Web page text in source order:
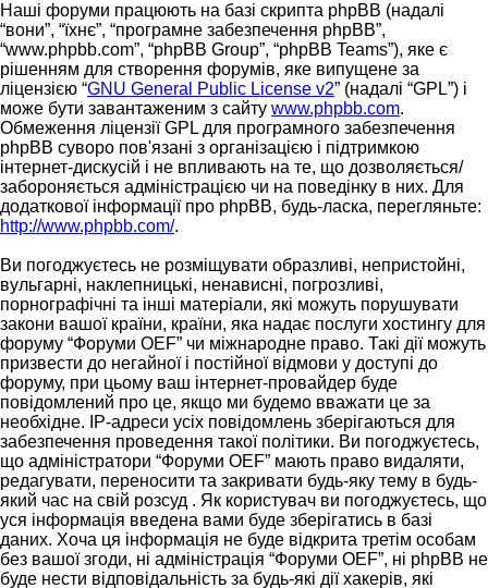
Наші форуми працюють на базі скрипта phpBB (надалі
“вони”, “їхнє”, “програмне забезпечення phpBB”,
“www.phpbb.com”, “phpBB Group”, “phpBB Teams”), яке є
рішенням для створення форумів, яке випущене за
ліцензією “GNU General Public License v2” (надалі “GPL”) і
може бути завантаженим з сайту www.phpbb.com.
Обмеження ліцензії GPL для програмного забезпечення
phpBB суворо пов'язані з організацією і підтримкою
інтернет-дискусій і не впливають на те, що дозволяється/
забороняється адміністрацією чи на поведінку в них. Для
додаткової інформації про phpBB, будь-ласка, перегляньте:
http://www.phpbb.com/.
Ви погоджуєтесь не розміщувати образливі, непристойні,
вульгарні, наклепницькі, ненависні, погрозливі,
порнографічні та інші матеріали, які можуть порушувати
закони вашої країни, країни, яка надає послуги хостингу для
форуму “Форуми OEF” чи міжнародне право. Такі дії можуть
призвести до негайної і постійної відмови у доступі до
форуму, при цьому ваш інтернет-провайдер буде
повідомлений про це, якщо ми будемо вважати це за
необхідне. IP-адреси усіх повідомлень зберігаються для
забезпечення проведення такої політики. Ви погоджуєтесь,
що адміністратори “Форуми OEF” мають право видаляти,
редагувати, переносити та закривати будь-яку тему в будь-
який час на свій розсуд . Як користувач ви погоджуєтесь, що
уся інформація введена вами буде зберігатись в базі
даних. Хоча ця інформація не буде відкрита третім особам
без вашої згоди, ні адміністрація “Форуми OEF”, ні phpBB не
буде нести відповідальність за будь-які дії хакерів, які